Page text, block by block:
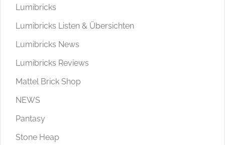
Lumibricks
Lumibricks Listen & Übersichten
Lumibricks News
Lumibricks Reviews
Mattel Brick Shop
NEWS
Pantasy
Stone Heap